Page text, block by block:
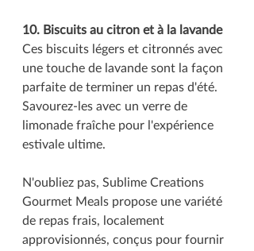
10. Biscuits au citron et à la lavande
Ces biscuits légers et citronnés avec
une touche de lavande sont la façon
parfaite de terminer un repas d'été.
Savourez-les avec un verre de
limonade fraîche pour l'expérience
estivale ultime.
N'oubliez pas, Sublime Creations
Gourmet Meals propose une variété
de repas frais, localement
approvisionnés, conçus pour fournir